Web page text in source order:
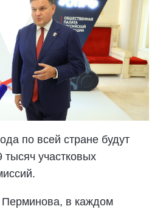
по всей стране будут
участковых
в каждом